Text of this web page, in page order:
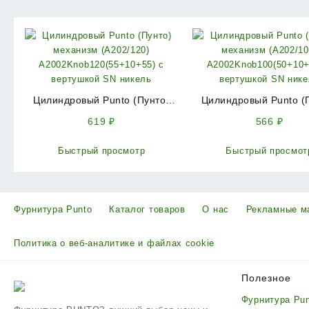
Цилиндровый Punto (Пунто)
619₽
Быстрый просмотр
Цилиндровый Punto
566 ₽
Быстрый
Фурнитура Punto Каталог товаров О нас Рекламные
Политика о веб-аналитике и файлах cookie
Полезное
Фурнитура